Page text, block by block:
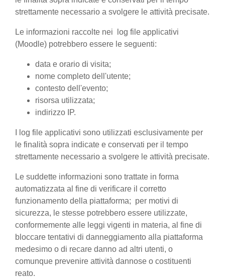
strettamente necessario a svolgere le attività precisate.
Le informazioni raccolte nei log file applicativi
(Moodle) potrebbero essere le seguenti:
data e orario di visita;
nome completo dell'utente;
contesto dell'evento;
risorsa utilizzata;
indirizzo IP.
I log file applicativi sono utilizzati esclusivamente per
le finalità sopra indicate e conservati per il tempo
strettamente necessario a svolgere le attività precisate.
Le suddette informazioni sono trattate in forma
automatizzata al fine di verificare il corretto
funzionamento della piattaforma; per motivi di
sicurezza, le stesse potrebbero essere utilizzate,
conformemente alle leggi vigenti in materia, al fine di
bloccare tentativi di danneggiamento alla piattaforma
medesimo o di recare danno ad altri utenti, o
comunque prevenire attività dannose o costituenti
reato.